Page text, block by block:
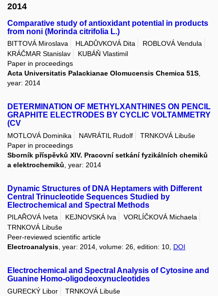
2014
Comparative study of antioxidant potential in products
from noni (Morinda citrifolia L.)
BITTOVÁ Miroslava HLADŮVKOVÁ Dita
ROBLOVÁ Vendula
KRÁČMAR Stanislav
KUBÁŇ Vlastimil
Paper in proceedings
Acta Universitatis Palackianae Olomucensis Chemica 51S,
year: 2014
DETERMINATION OF METHYLXANTHINES ON PENCIL
GRAPHITE ELECTRODES BY CYCLIC VOLTAMMETRY
(CV
MOTLOVÁ Dominika NAVRÁTIL Rudolf
TRNKOVÁ Libuše
Paper in proceedings
Sborník příspěvků XIV. Pracovní setkání fyzikálních chemiků
a elektrochemiků , year: 2014
Dynamic Structures of DNA Heptamers with Different
Central Trinucleotide Sequences Studied by
Electrochemical and Spectral Methods
PILAŘOVÁ Iveta KEJNOVSKÁ Iva
VORLÍČKOVÁ Michaela
TRNKOVÁ Libuše
Peer-reviewed scientific article
Electroanalysis, year: 2014, volume: 26, edition: 10, DOI
Electrochemical and Spectral Analysis of Cytosine and
Guanine Homo-oligodeoxynucleotides
GURECKÝ Libor
TRNKOVÁ Libuše